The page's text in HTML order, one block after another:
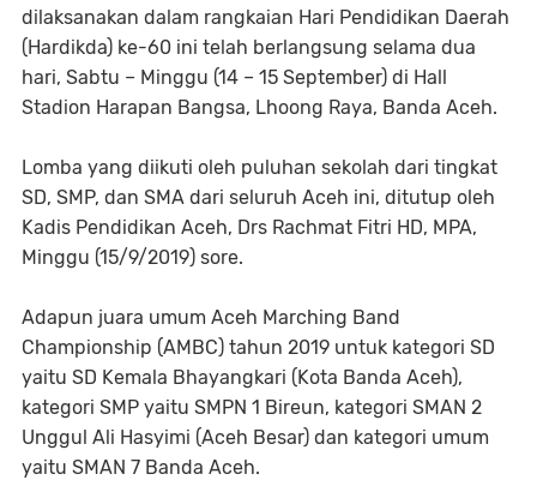
dilaksanakan dalam rangkaian Hari Pendidikan Daerah
(Hardikda) ke-60 ini telah berlangsung selama dua
hari, Sabtu – Minggu (14 – 15 September) di Hall
Stadion Harapan Bangsa, Lhoong Raya, Banda Aceh.
Lomba yang diikuti oleh puluhan sekolah dari tingkat
SD, SMP, dan SMA dari seluruh Aceh ini, ditutup oleh
Kadis Pendidikan Aceh, Drs Rachmat Fitri HD, MPA,
Minggu (15/9/2019) sore.
Adapun juara umum Aceh Marching Band
Championship (AMBC) tahun 2019 untuk kategori SD
yaitu SD Kemala Bhayangkari (Kota Banda Aceh),
kategori SMP yaitu SMPN 1 Bireun, kategori SMAN 2
Unggul Ali Hasyimi (Aceh Besar) dan kategori umum
yaitu SMAN 7 Banda Aceh.